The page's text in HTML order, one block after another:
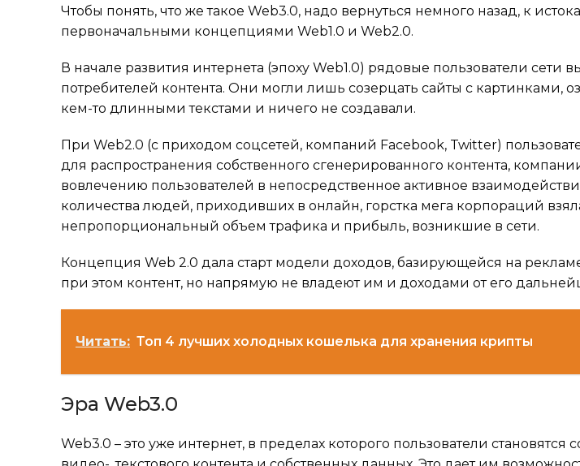
Чтобы понять, что же такое Web3.0, надо вернуться немного назад, к
первоначальными концепциями Web1.0 и Web2.0.
В начале развития интернета (эпоху Web1.0) рядовые пользователи сети
потребителей контента. Они могли лишь созерцать сайты с картинками,
кем-то длинными текстами и ничего не создавали.
При Web2.0 (с приходом соцсетей, компаний Facebook, Twitter)
для распространения собственного сгенерированного контента,
вовлечению пользователей в непосредственное активное
количества людей, приходивших в онлайн, горстка мега корпораций
непропорциональный объем трафика и прибыль, возникшие в сети.
Концепция Web 2.0 дала старт модели доходов, базирующейся на
при этом контент, но напрямую не владеют им и доходами от его
Читать: Топ 4 лучших холодных кошелька для хранения крипты
Эра Web3.0
Web3.0 – это уже интернет, в пределах которого пользователи